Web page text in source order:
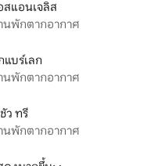
สแอนเจลิส
นพักตากอากาศ
แบร์เลก
นพักตากอากาศ
ว ทรี
นพักตากอากาศ